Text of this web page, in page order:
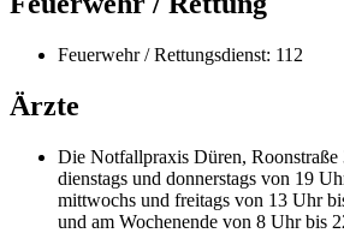
Feuerwehr / Rettungsdienst: 112
Ärzte
Die Notfallpraxis Düren, Roonstraße
dienstags und donnerstags von 19
mittwochs und freitags von 13 Uhr
und am Wochenende von 8 Uhr bis